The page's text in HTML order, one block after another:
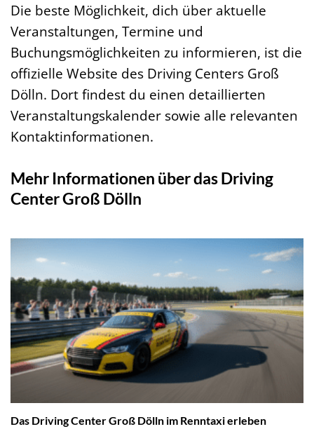
Die beste Möglichkeit, dich über aktuelle
Veranstaltungen, Termine und
Buchungsmöglichkeiten zu informieren, ist die
offizielle Website des Driving Centers Groß
Dölln. Dort findest du einen detaillierten
Veranstaltungskalender sowie alle relevanten
Kontaktinformationen.
Mehr Informationen über das Driving
Center Groß Dölln
Das Driving Center Groß Dölln im Renntaxi erleben